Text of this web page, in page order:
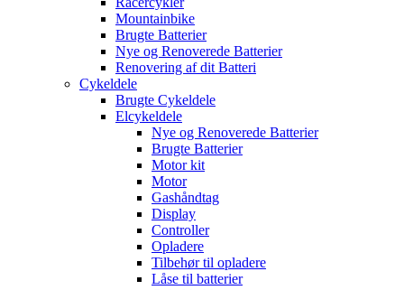
Mountainbike
Brugte Batterier
Nye og Renoverede Batterier
Renovering af dit Batteri
Cykeldele
Brugte Cykeldele
Elcykeldele
Nye og Renoverede Batterier
Brugte Batterier
Motor kit
Motor
Gashåndtag
Display
Controller
Opladere
Tilbehør til opladere
Låse til batterier